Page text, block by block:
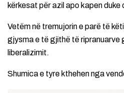
kërkesat për azil apo kapen duke
Vetëm në tremujorin e parë të
gjysma e të gjithë të ripranuarve
liberalizimit.
Shumica e tyre kthehen nga